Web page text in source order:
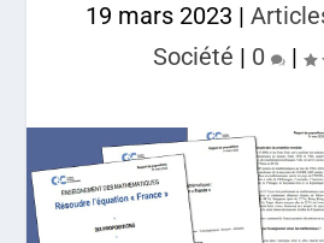
19 mars 2023 |
Société | 0 |